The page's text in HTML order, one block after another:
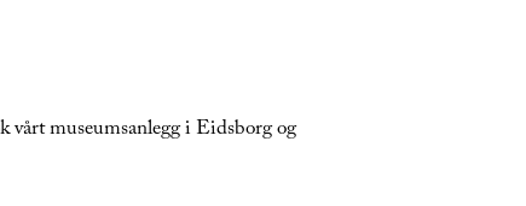
vårt museumsanlegg i Eidsborg og